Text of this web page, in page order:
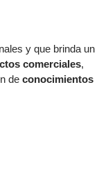
y que brinda un
comerciales,
de conocimientos